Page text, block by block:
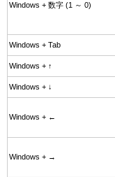
Windows + 数字 (1 ～ 0)
Windows + Tab
Windows + ↑
Windows + ↓
Windows + ←
Windows + →